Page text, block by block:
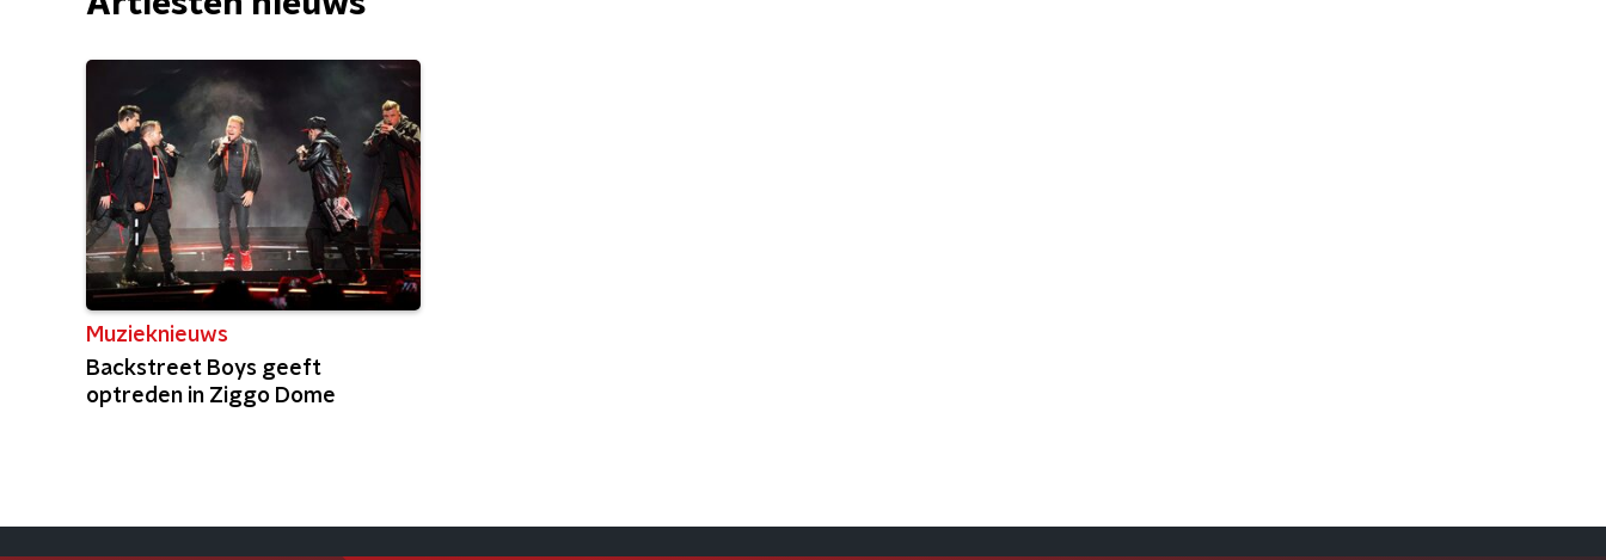
Muzieknieuws
Backstreet Boys geeft
optreden in Ziggo Dome